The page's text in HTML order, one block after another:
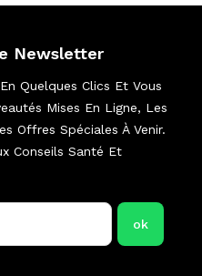
Newsletter
Quelques Clics Et Vous
Mises En Ligne, Les
Offres Spéciales À Venir.
Conseils Santé Et